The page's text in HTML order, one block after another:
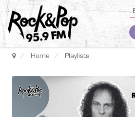
Home Playlists